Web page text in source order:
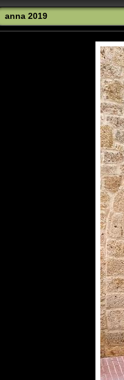
anna 2019